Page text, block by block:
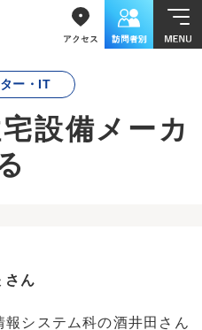
ー・IT
設備メーカ
さん
報システム科の酒井田さん